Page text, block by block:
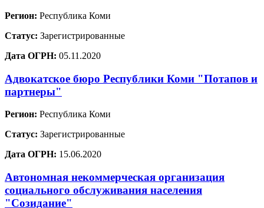
Регион: Республика Коми
Статус: Зарегистрированные
Дата ОГРН: 05.11.2020
Адвокатское бюро Республики Коми "Потапов и
партнеры"
Регион: Республика Коми
Статус: Зарегистрированные
Дата ОГРН: 15.06.2020
Автономная некоммерческая организация
социального обслуживания населения
"Созидание"